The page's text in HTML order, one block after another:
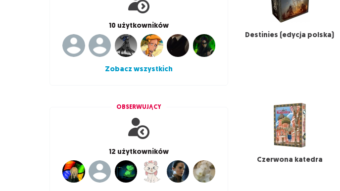
10 użytkowników
Zobacz wszystkich
OBSERWUJĄCY
12 użytkowników
Destinies (edycja polska)
Czerwona katedra